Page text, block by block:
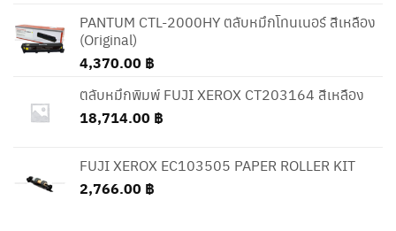
PANTUM CTL-2000HY ตลับหมึกโทนเนอร์ สีเหลือง
(Original)
4,370.00 ฿
ตลับหมึกพิมพ์ FUJI XEROX CT203164 สีเหลือง
18,714.00 ฿
FUJI XEROX EC103505 PAPER ROLLER KIT
2,766.00 ฿